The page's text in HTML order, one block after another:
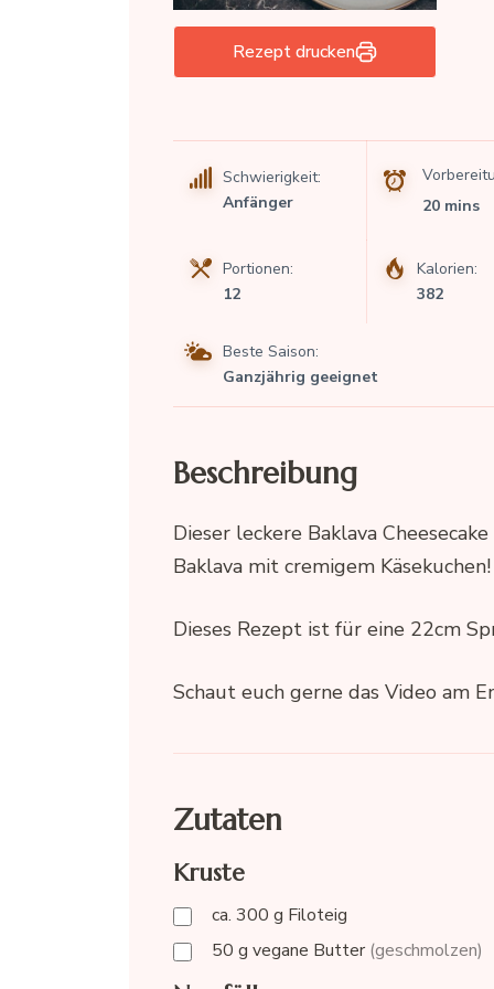
Rezept drucken
Schwierigkeit:
Anfänger
20 mins
Portionen:
12
Kalorien:
382
Beste Saison:
Ganzjährig geeignet
Beschreibung
Dieser leckere Baklava
Baklava mit cremigem Käsekuchen!
Dieses Rezept ist für eine 22cm
Schaut euch gerne das Video am
Zutaten
Kruste
ca. 300 g Filoteig
50 g vegane Butter(geschmolzen)